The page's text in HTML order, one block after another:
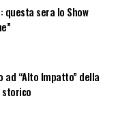
questa sera lo Show
ad “Alto Impatto” della